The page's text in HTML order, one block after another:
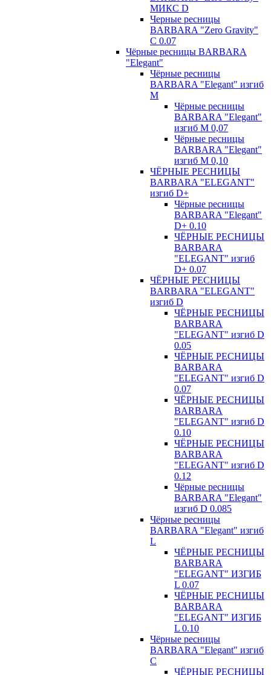
МИКС D
Черные ресницы
BARBARA "Zero Gravity"
С 0.07
Чёрные ресницы BARBARA
"Elegant"
Чёрные ресницы
BARBARA "Elegant" изгиб
М
Чёрные ресницы
BARBARA "Elegant"
изгиб М 0,07
Чёрные ресницы
BARBARA "Elegant"
изгиб М 0,10
ЧЁРНЫЕ РЕСНИЦЫ
BARBARA "ELEGANT"
изгиб D+
Чёрные ресницы
BARBARA "Elegant"
D+ 0.10
ЧЁРНЫЕ РЕСНИЦЫ
BARBARA
"ELEGANT" изгиб
D+ 0.07
ЧЁРНЫЕ РЕСНИЦЫ
BARBARA "ELEGANT"
изгиб D
ЧЁРНЫЕ РЕСНИЦЫ
BARBARA
"ELEGANT" изгиб D
0.05
ЧЁРНЫЕ РЕСНИЦЫ
BARBARA
"ELEGANT" изгиб D
0.07
ЧЁРНЫЕ РЕСНИЦЫ
BARBARA
"ELEGANT" изгиб D
0.10
ЧЁРНЫЕ РЕСНИЦЫ
BARBARA
"ELEGANT" изгиб D
0.12
Чёрные ресницы
BARBARA "Elegant"
изгиб D 0.085
Чёрные ресницы
BARBARA "Elegant" изгиб
L
ЧЁРНЫЕ РЕСНИЦЫ
BARBARA
"ELEGANT" ИЗГИБ
L 0.07
ЧЁРНЫЕ РЕСНИЦЫ
BARBARA
"ELEGANT" ИЗГИБ
L 0.10
Чёрные ресницы
BARBARA "Elegant" изгиб
С
ЧЁРНЫЕ РЕСНИЦЫ